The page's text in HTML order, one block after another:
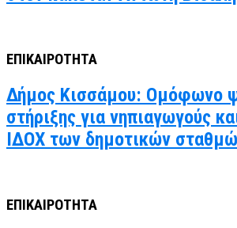
ΕΠΙΚΑΙΡΟΤΗΤΑ
Δήμος Κισσάμου: Ομόφωνο
στήριξης για νηπιαγωγούς
ΙΔΟΧ των δημοτικών
ΕΠΙΚΑΙΡΟΤΗΤΑ